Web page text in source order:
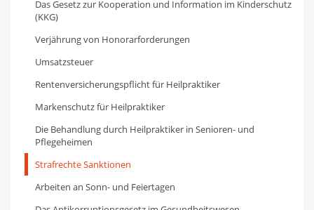
Das Gesetz zur Kooperation und Information im Kinderschutz
(KKG)
Verjährung von Honorarforderungen
Umsatzsteuer
Rentenversicherungspflicht für Heilpraktiker
Markenschutz für Heilpraktiker
Die Behandlung durch Heilpraktiker in Senioren- und
Pflegeheimen
Strafrechte Sanktionen
Arbeiten an Sonn- und Feiertagen